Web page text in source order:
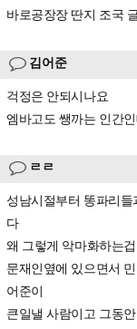
바로공장장 딴지 조국
김어준
걱정은 안되시나요
엠바고도 쌩까는 인간인
ㄹㄹ
성남시절부터 똥파리
다
왜 그렇게 악마화하는
문재인옆에 있으면서
어준이
큰일낼 사람이고 그동